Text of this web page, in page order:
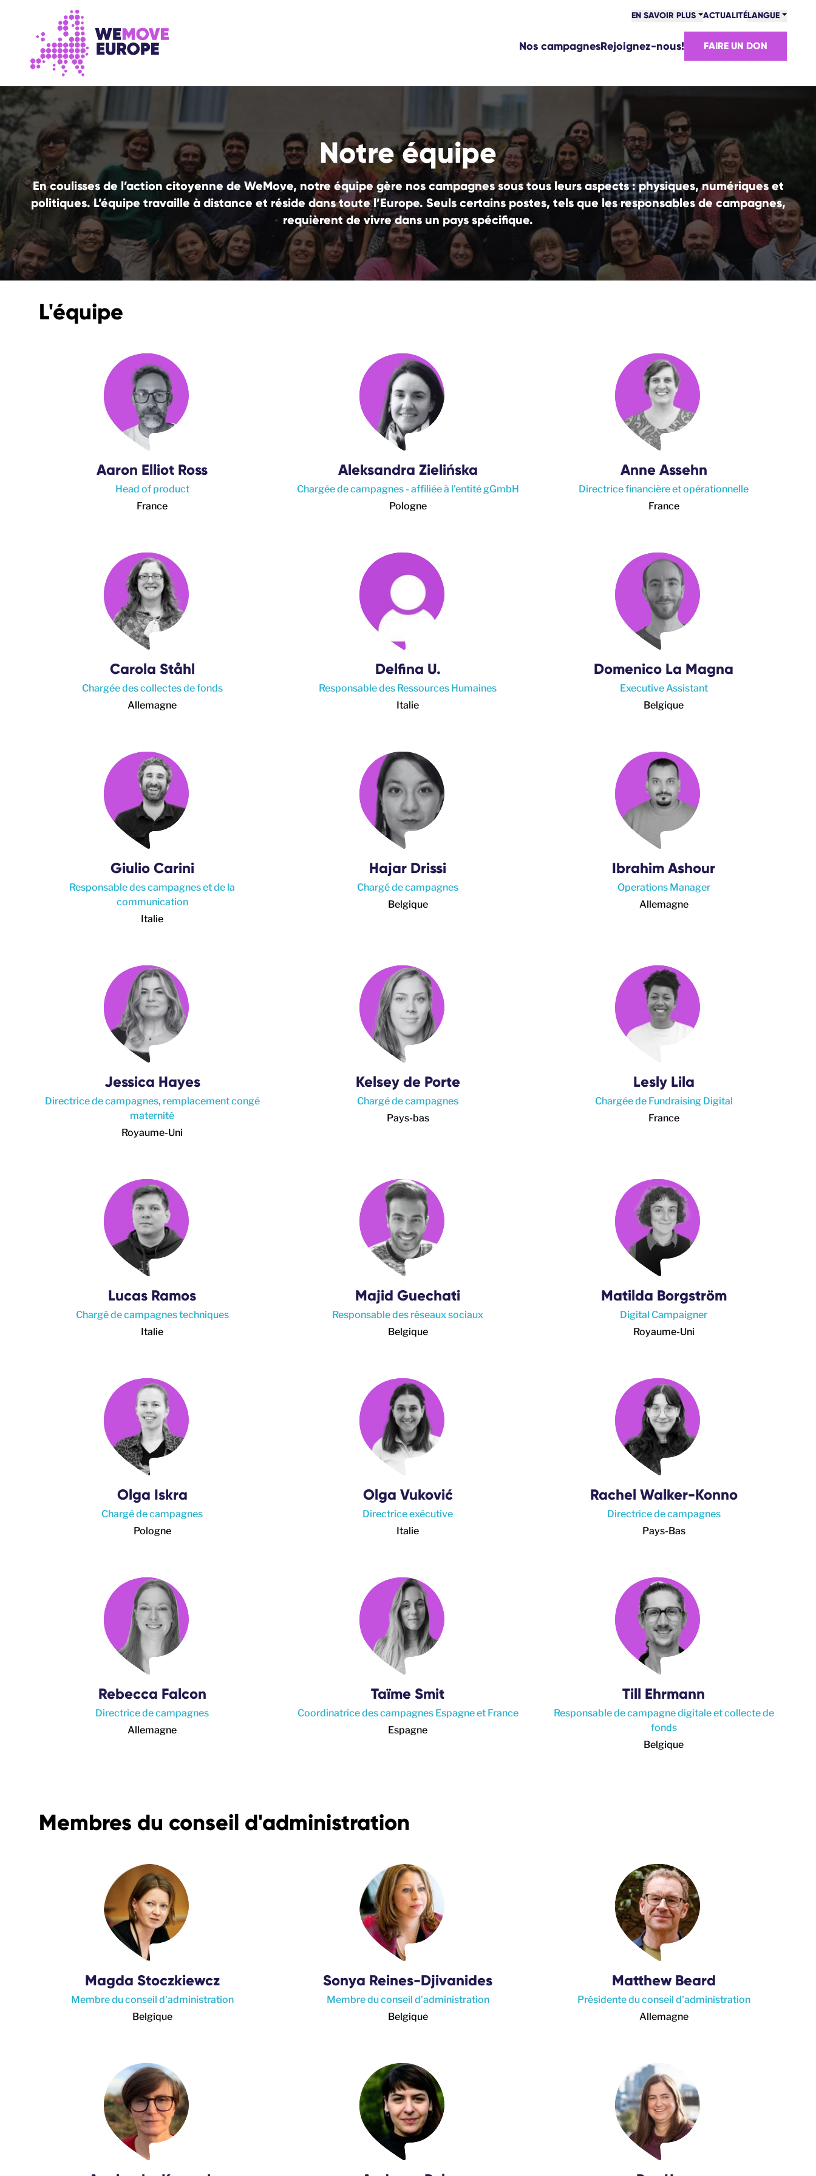
ALLER AU CONTENU PRINCIPAL
PASSER À LA NAVIGATION EN PIED DE PAGE EN SAVOIR PLUS ACTUALITÉLANGUE
Nos campagnesRejoignez-nous! FAIRE UN DON
Notre équipe
En coulisses de l’action citoyenne de WeMove, notre équipe gère nos campagnes sous tous leurs aspects : physiques, numériques et
politiques. L’équipe travaille à distance et réside dans toute l’Europe. Seuls certains postes, tels que les responsables de campagnes,
requièrent de vivre dans un pays spécifique.
L'équipe
Aaron Elliot Ross
Head of product
France
Aleksandra Zielińska
Chargée de campagnes - affiliée à l'entité gGmbH
Pologne
Anne Assehn
Directrice financière et opérationnelle
France
Carola Ståhl
Chargée des collectes de fonds
Allemagne
Delfina U.
Responsable des Ressources Humaines
Italie
Domenico La Magna
Executive Assistant
Belgique
Giulio Carini
Responsable des campagnes et de la
communication
Italie
Hajar Drissi
Chargé de campagnes
Belgique
Ibrahim Ashour
Operations Manager
Allemagne
Jessica Hayes
Directrice de campagnes, remplacement congé
maternité
Royaume-Uni
Kelsey de Porte
Chargé de campagnes
Pays-bas
Lesly Lila
Chargée de Fundraising Digital
France
Lucas Ramos
Chargé de campagnes techniques
Italie
Majid Guechati
Responsable des réseaux sociaux
Belgique
Matilda Borgström
Digital Campaigner
Royaume-Uni
Olga Iskra
Chargé de campagnes
Pologne
Olga Vuković
Directrice exécutive
Italie
Rachel Walker-Konno
Directrice de campagnes
Pays-Bas
Rebecca Falcon
Directrice de campagnes
Allemagne
Taïme Smit
Coordinatrice des campagnes Espagne et France
Espagne
Till Ehrmann
Responsable de campagne digitale et collecte de
fonds
Belgique
Membres du conseil d'administration
Magda Stoczkiewcz
Membre du conseil d'administration
Belgique
Sonya Reines-Djivanides
Membre du conseil d'administration
Belgique
Matthew Beard
Présidente du conseil d'administration
Allemagne